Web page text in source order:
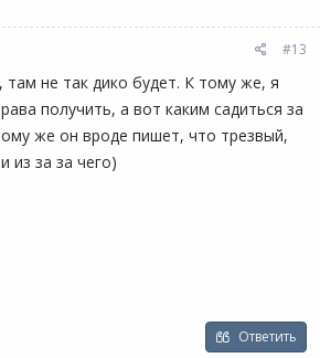
#13
не так дико будет. К тому же, я
получить, а вот каким садиться за
же он вроде пишет, что трезвый,
из за за чего)
Ответить